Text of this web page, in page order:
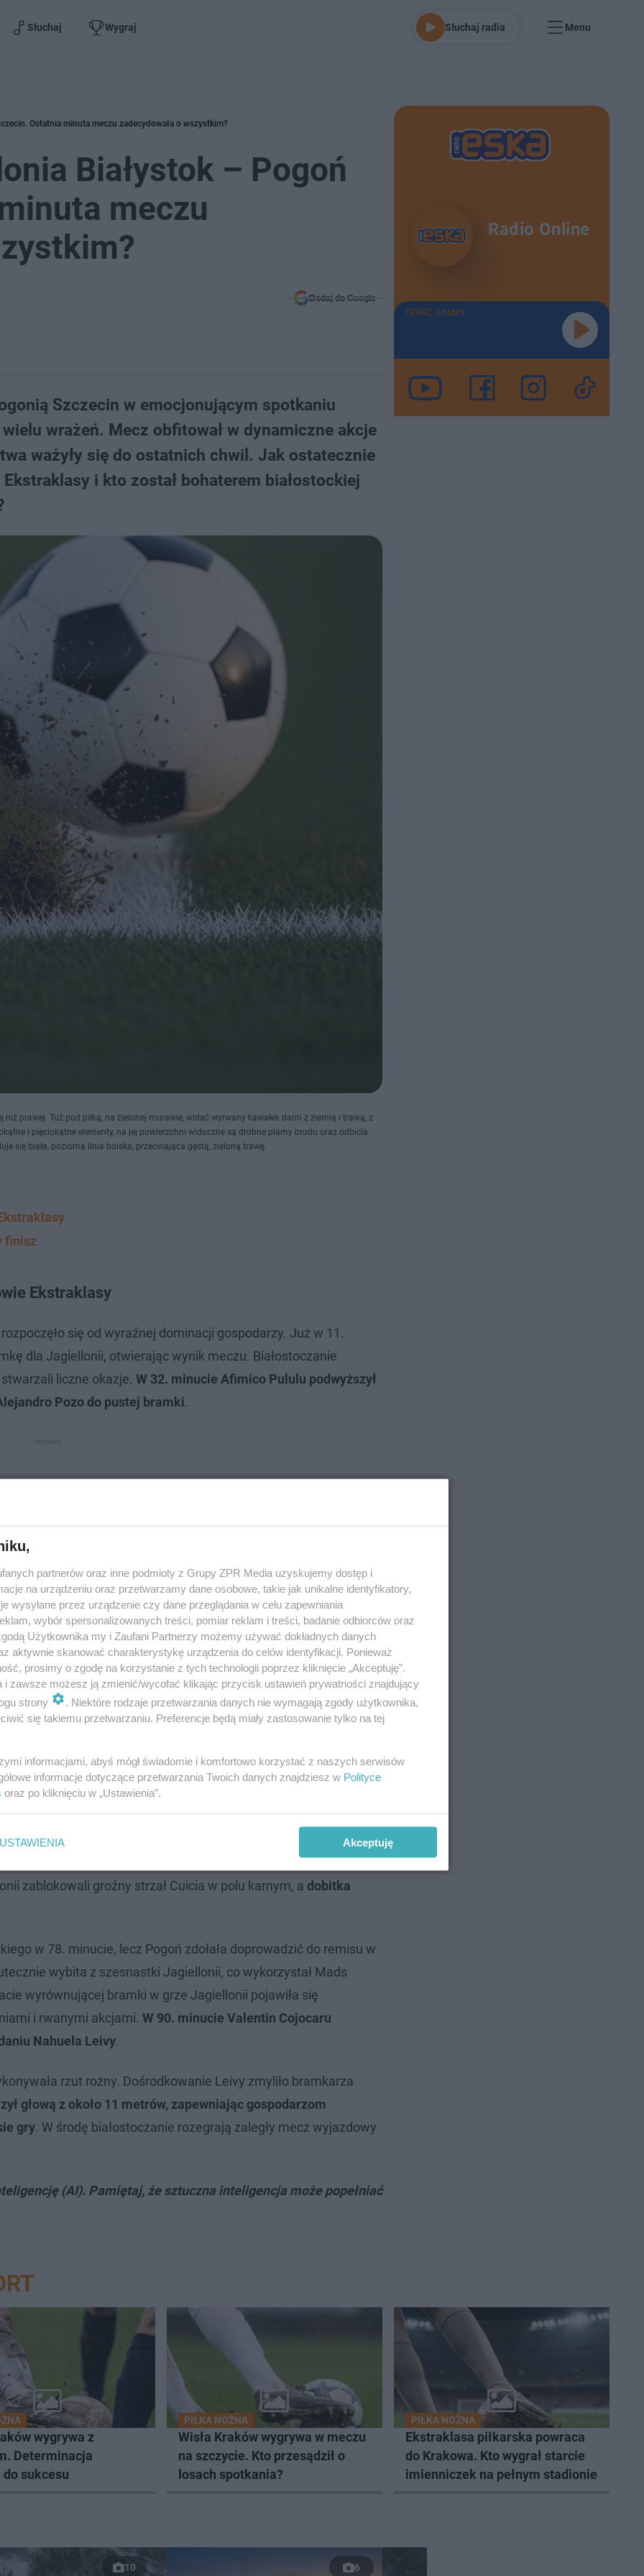
Słuchaj Wygraj Słuchaj radia Menu
Ostatnia minuta meczu zadecydowała o wszystkim?
Białystok – Pogoń
meczu
Dodaj do Google
Szczecin w emocjonującym spotkaniu
wrażeń. Mecz obfitował w dynamiczne akcje
ważyły się do ostatnich chwil. Jak ostatecznie
i kto został bohaterem białostockiej
prawej. Tuż pod piłką, na zielonej murawie, widać wyrwany kawałek darni z ziemią i trawą, z
i pięciokątne elementy, na jej powierzchni widoczne są drobne plamy brudu oraz odbicia
się biała, pozioma linia boiska, przecinająca gęstą, zieloną trawę.
finisz
Ekstraklasy
się od wyraźnej dominacji gospodarzy. Już w 11.
dla Jagiellonii, otwierając wynik meczu. Białostoczanie
liczne okazje. W 32. minucie Afimico Pululu podwyższył
Pozo do pustej bramki.
co skutkowało wieloma strzałami na bramkę Pogoni. Sergio
często testował czujność bramkarza gości. Valentin Cojocaru
i Pozo, aw 41. minucie popisał się efektowną obroną po
w 44. minucie, Filip Cuić wykorzystał błąd Bernardo Vitala i
Abramowicza w sytuacji sam na sam.
finisz
taktykę defensywną oraz ustawienie, co znacząco wpłynęło na
w tworzeniu sytuacji podbramkowych, a inicjatywę zaczęli
zablokowali groźny strzał Cuicia w polu karnym, a dobitka
w 78. minucie, lecz Pogoń zdołała doprowadzić do remisu w
wybita z szesnastki Jagiellonii, co wykorzystał Mads
wyrównującej bramki w grze Jagiellonii pojawiła się
i rwanymi akcjami. W 90. minucie Valentin Cojocaru
Nahuela Leivy.
rzut rożny. Dośrodkowanie Leivy zmyliło bramkarza
głową z około 11 metrów, zapewniając gospodarzom
gry. W środę białostoczanie rozegrają zaległy mecz wyjazdowy
(AI). Pamiętaj, że sztuczna inteligencja może popełniać
Radio Online
TERAZ GRAMY
wygrywa z
Determinacja
do sukcesu
PIŁKA NOŻNA
Wisła Kraków wygrywa w meczu
na szczycie. Kto przesądził o
losach spotkania?
PIŁKA NOŻNA
Ekstraklasa piłkarska powraca
do Krakowa. Kto wygrał starcie
imienniczek na pełnym stadionie
10 6
partnerów oraz inne podmioty z Grupy ZPR Media uzyskujemy dostęp i
na urządzeniu oraz przetwarzamy dane osobowe, takie jak unikalne identyfikatory,
wysyłane przez urządzenie czy dane przeglądania w celu zapewniania
wybór spersonalizowanych treści, pomiar reklam i treści, badanie odbiorców oraz
Użytkownika my i Zaufani Partnerzy możemy używać dokładnych danych
aktywnie skanować charakterystykę urządzenia do celów identyfikacji. Ponieważ
prosimy o zgodę na korzystanie z tych technologii poprzez kliknięcie „Akceptuję”.
i zawsze możesz ją zmienić/wycofać klikając przycisk ustawień prywatności znajdujący
strony
. Niektóre rodzaje przetwarzania danych nie wymagają zgody użytkownika,
się takiemu przetwarzaniu. Preferencje będą miały zastosowanie tylko na tej
informacjami, abyś mógł świadomie i komfortowo korzystać z naszych serwisów
informacje dotyczące przetwarzania Twoich danych znajdziesz w Polityce
oraz po kliknięciu w „Ustawienia”.
USTAWIENIA Akceptuję